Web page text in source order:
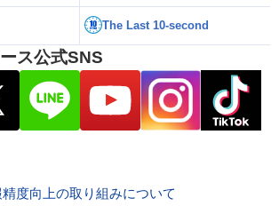
The Last 10-second
ス公式SNS
度向上の取り組みについて